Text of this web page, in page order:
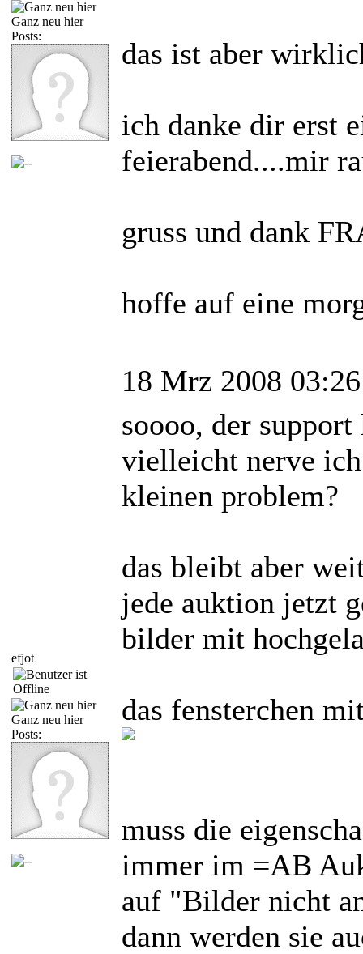
Ganz neu hier
Posts:
das ist aber
ich danke dir erst
feierabend....mir
gruss und dank
hoffe auf eine
efjot
Ganz neu hier
Posts:
18 Mrz 2008 03:26
soooo, der
vielleicht nerve
kleinen problem?
das bleibt aber
jede auktion jetzt
bilder mit
das fensterchen
muss die
immer im =AB
auf "Bilder nicht
dann werden sie